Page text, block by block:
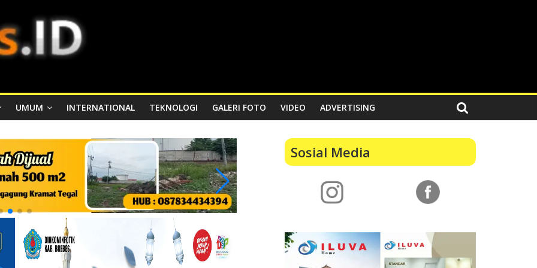
UMUM INTERNATIONAL TEKNOLOGI GALERI FOTO VIDEO ADVERTISING
Sosial Media